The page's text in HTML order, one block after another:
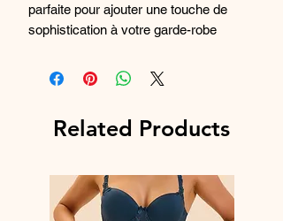
parfaite pour ajouter une touche de
sophistication à votre garde-robe
détails en dentelle délicate et une
coupe flatteuse qui repose
qui en fait un incontournable pour toute
matériaux de la plus haute qualité,
cette pièce offre à la fois confort et
style, ce qui la rend idéale pour un
Related Products